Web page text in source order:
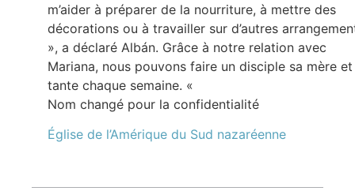
m’aider à préparer de la nourriture, à mettre des
décorations ou à travailler sur d’autres
», a déclaré Albán. Grâce à notre relation avec
Mariana, nous pouvons faire un disciple sa mère et
tante chaque semaine. «
Nom changé pour la confidentialité
Église de l’Amérique du Sud nazaréenne